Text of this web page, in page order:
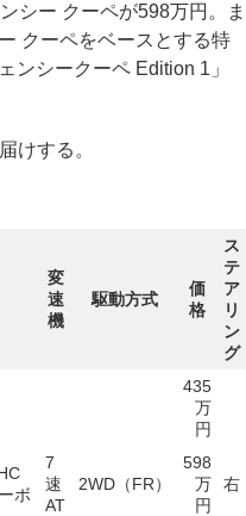
シー クーペが598万円。ま
クーペをベースとする特
ンシークーペ Edition 1」
けする。
変
速
機
駆動方式
価
格
ス
テ
ア
リ
ン
グ
ボ
7
速
AT
2WD（FR）
435
万
円
右
598
万
円